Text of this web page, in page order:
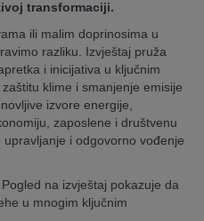
transformaciji.
ili malim doprinosima u
razliku. Izvještaj pruža
i inicijativa u ključnim
klime i smanjenje emisije
izvore energije,
zaposlene i društvenu
i odgovorno vođenje
Pogled na izvještaj pokazuje da
u mnogim ključnim